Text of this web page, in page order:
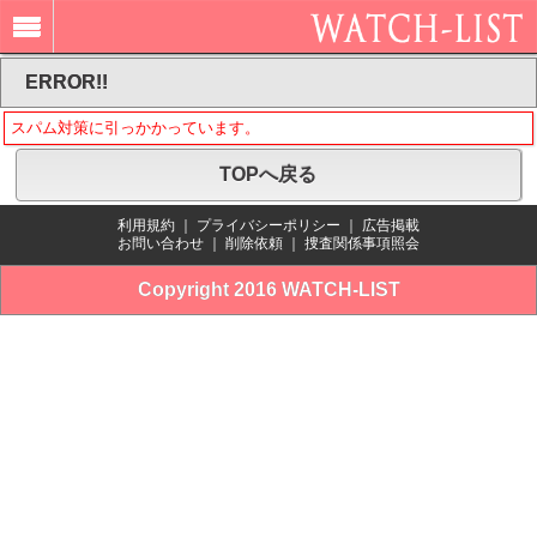
ERROR!!
スパム対策に引っかかっています。
TOPへ戻る
利用規約 プライバシーポリシー
広告掲載
お問い合わせ
削除依頼 捜査関係事項照会
Copyright 2016 WATCH-LIST